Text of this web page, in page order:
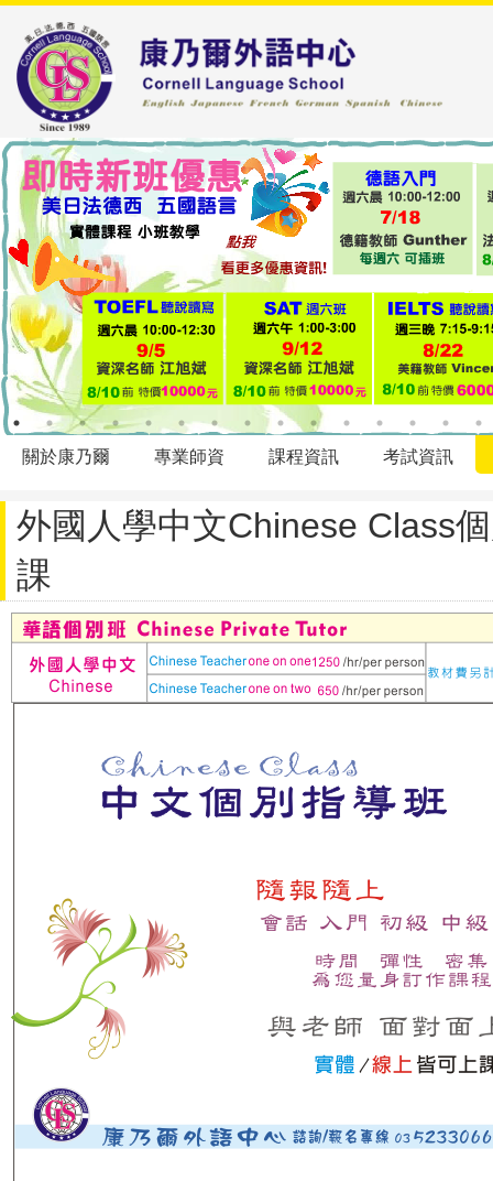
關於康乃爾 專業師資 課程資訊 考試資訊
外國人學中文Chinese Class
課